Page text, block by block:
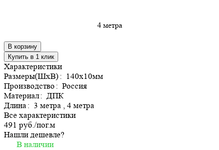
4 метра
В корзину
Купить в 1 клик
Характеристики
Размеры(ШхВ): 140х10мм
Производство: Россия
Материал: ДПК
Длина: 3 метра , 4 метра
Все характеристики
491 руб./пог.м
Нашли дешевле?
В наличии